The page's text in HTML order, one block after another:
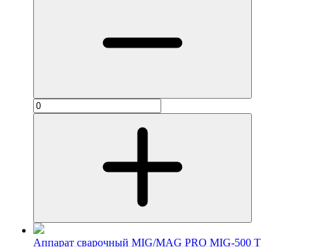
Аппарат сварочный MIG/MAG PRO MIG-500 Т